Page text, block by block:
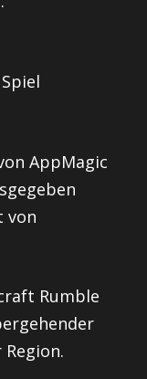
AppMagic
von
Rumble